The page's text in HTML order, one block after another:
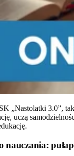
„Nastolatki 3.0”,
uczą
nauczania: